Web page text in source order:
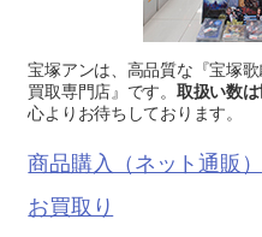
宝塚アンは、高品質な『宝塚
買取専門店』です。 取扱い数は
心よりお待ちしております。
商品購入（ネット通販）
お買取り